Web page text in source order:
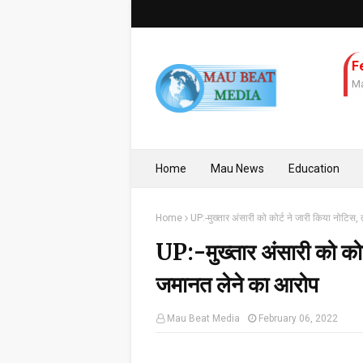
Home Mau News Education
Home UP:-मुख्तार अंसारी को कोर्ट ने जारी किया
UP:-मुख्तार अंसारी को
जमानत लेने का आरोप
Mau Beat Media February 06, 2022